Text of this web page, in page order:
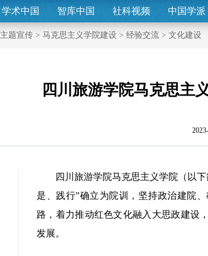
学术中国 智库中国 社科视频 中国学派
主题宣传 > 马克思主义学院建设 > 经验交流 > 文化建设
四川旅游学院马克思主
四川旅游学院马克思主义学院（以下
是、践行”确立为院训，坚持政治建院
路，着力推动红色文化融入大思政建设
发展。